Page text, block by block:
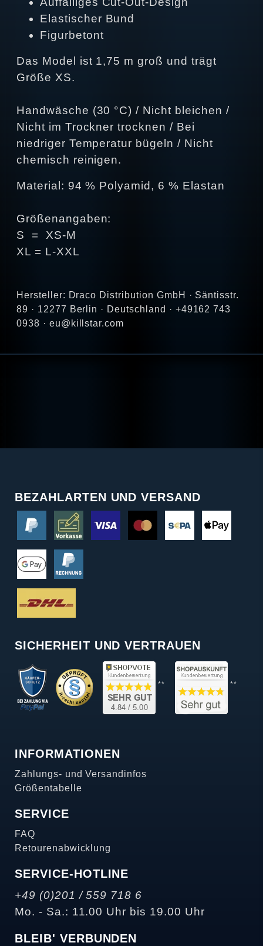
Elastischer Bund
Figurbetont
Das Model ist 1,75 m groß und trägt
Größe XS.
Handwäsche (30 °C) / Nicht bleichen /
Nicht im Trockner trocknen / Bei
niedriger Temperatur bügeln / Nicht
chemisch reinigen.
Material: 94 % Polyamid, 6 % Elastan
Größenangaben:
S = XS-M
XL = L-XXL
Hersteller: Draco Distribution GmbH · Säntisstr.
89 · 12277 Berlin · Deutschland · +49162 743
0938 · eu@killstar.com
BEZAHLARTEN UND VERSAND
SICHERHEIT UND VERTRAUEN
** **
INFORMATIONEN
Zahlungs- und Versandinfos
Größentabelle
SERVICE
FAQ
Retourenabwicklung
SERVICE-HOTLINE
+49 (0)201 / 559 718 6
Mo. - Sa.: 11.00 Uhr bis 19.00 Uhr
BLEIB' VERBUNDEN